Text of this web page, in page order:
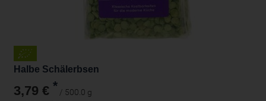
Halbe Schälerbsen
3,79 € * / 500.0 g